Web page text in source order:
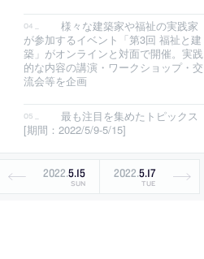
様々な建築家や福祉の実践家
が参加するイベント「第3回 福祉と建
築」がオンラインと対面で開催。実践
的な内容の講演・ワークショップ・交
流会等を企画
最も注目を集めたトピックス
[期間：2022/5/9-5/15]
2022.5.15
SUN
2022.5.17
TUE